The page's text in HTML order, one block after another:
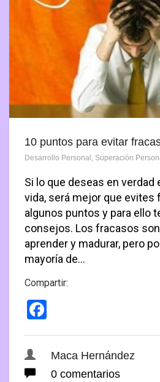
10 puntos para evitar
Desarrollo Personal Superación
Si lo que deseas en verdad
vida, será mejor que evites
algunos puntos y para ello
consejos. Los fracasos
aprender y madurar, pero
mayoría de…
Compartir:
Maca Hernández
0 comentarios